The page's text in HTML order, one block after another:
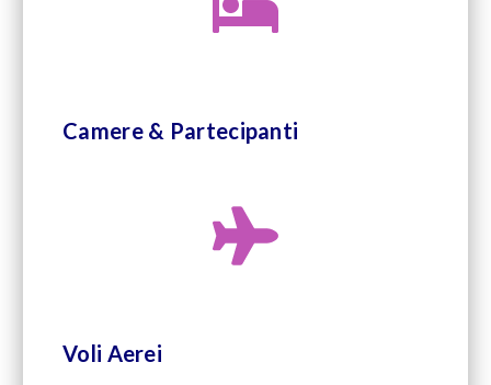
Camere & Partecipanti
Voli Aerei